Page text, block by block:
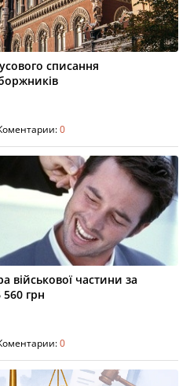
списання
0
частини за
грн
0